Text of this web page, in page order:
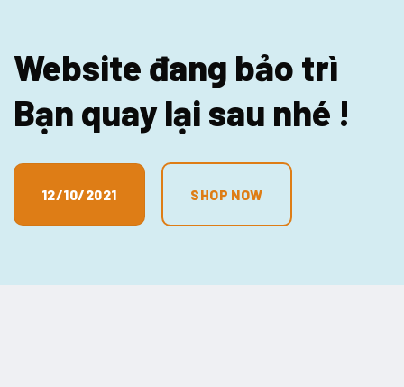
Website đang bảo trì
Bạn quay lại sau nhé !
12/10/2021 SHOP NOW